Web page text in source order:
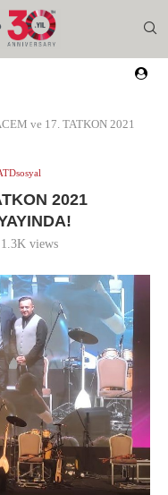
ve 17. TATKON 2021
2021
1.3K views